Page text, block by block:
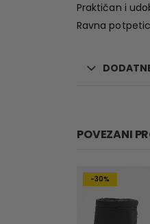
Praktičan i
Ravna
POVEZANI
-30%